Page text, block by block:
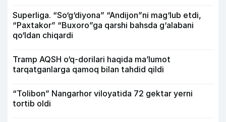
Superliga. “So‘g‘diyona” “Andijon”ni mag‘lub etdi,
“Paxtakor” “Buxoro”ga qarshi bahsda g‘alabani
qo‘ldan chiqardi
Tramp AQSH o‘q-dorilari haqida ma’lumot
tarqatganlarga qamoq bilan tahdid qildi
“Tolibon” Nangarhor viloyatida 72 gektar yerni
tortib oldi